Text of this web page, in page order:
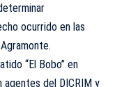
ocurrido en las
“El Bobo” en
del DICRIM y